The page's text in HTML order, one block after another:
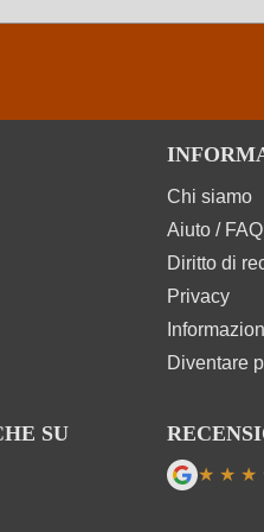
Chi siamo
Aiuto / FAQ
Diritto di
Privacy
Diventare
SU
★ ★ ★